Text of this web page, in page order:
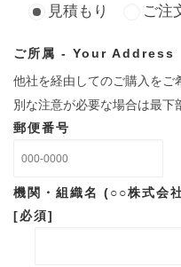
見積もり ご注
ご所属 - Your Address
他社を経由してのご購入を
別な注意が必要な場合は最下
郵便番号
機関・組織名 (○○株式会
[必須]